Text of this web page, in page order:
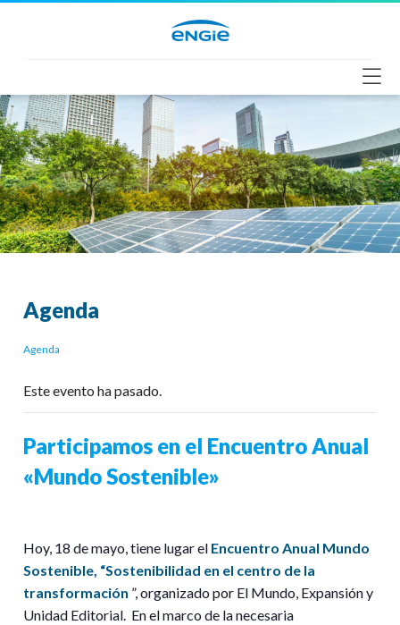
Agenda
Agenda
Este evento ha pasado.
Participamos en el Encuentro Anual
«Mundo Sostenible»
Hoy, 18 de mayo, tiene lugar el Encuentro Anual Mundo
Sostenible, “Sostenibilidad en el centro de la
transformación ”, organizado por El Mundo, Expansióny
Unidad Editorial. En el marco de la necesaria